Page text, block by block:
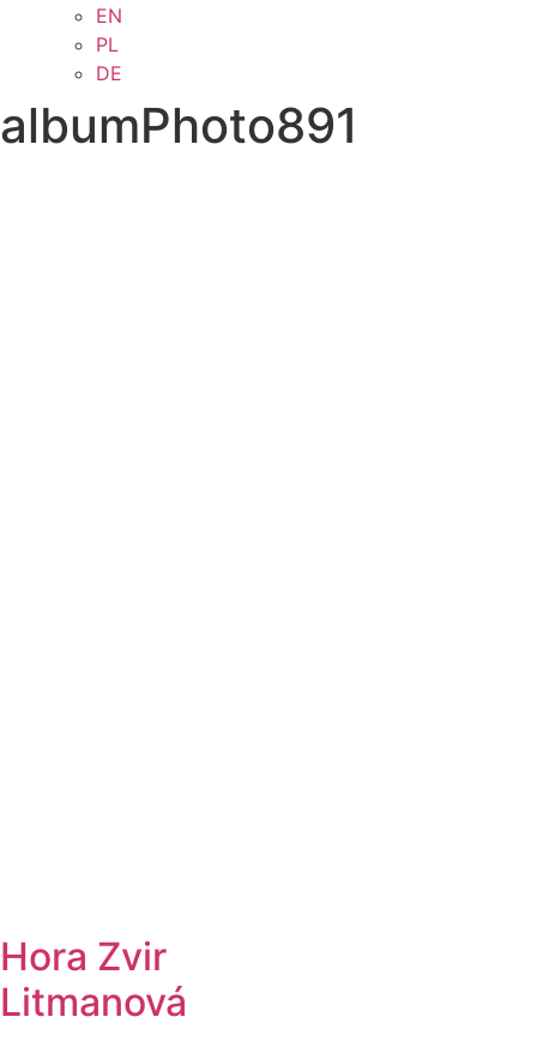
EN
PL
DE
albumPhoto891
Hora Zvir
Litmanová